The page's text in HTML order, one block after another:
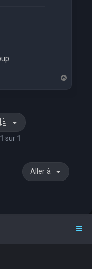
a
1 sur 1
Aller à